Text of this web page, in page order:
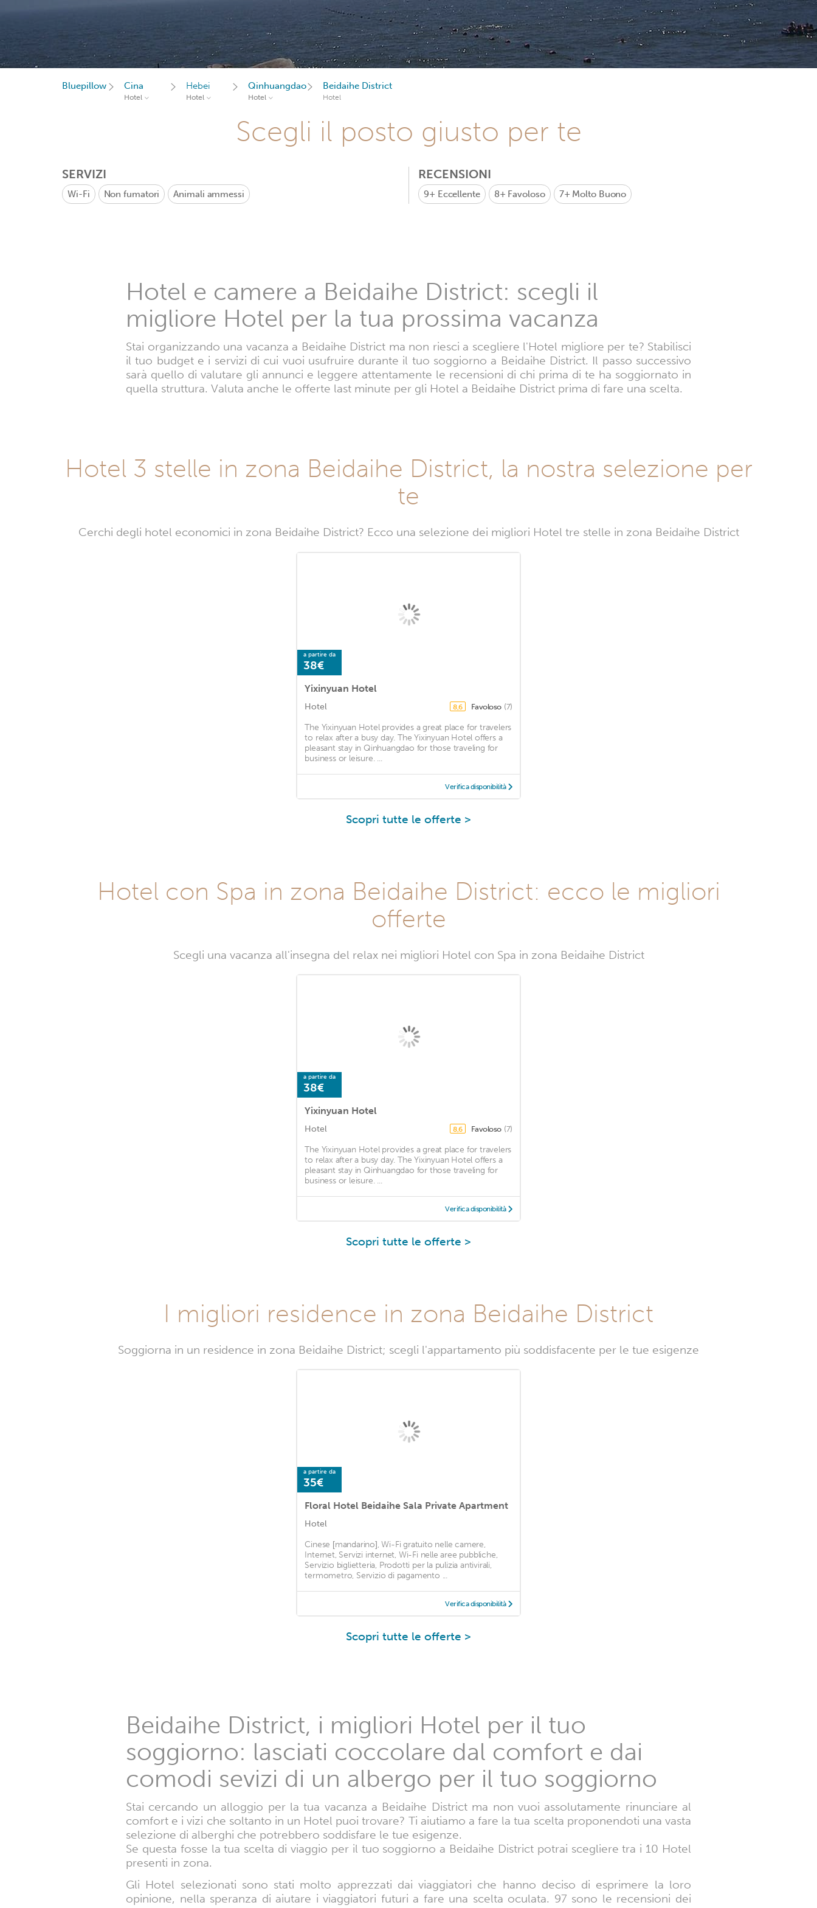
Bluepillow Cina
Hotel
Hebei
Hotel
Qinhuangdao
Hotel
Beidaihe District
Hotel
Scegli il posto giusto per te
SERVIZI
Wi-Fi Non fumatori Animali ammessi
RECENSIONI
9+ Eccellente 8+ Favoloso 7+ Molto Buono
Hotel e camere a Beidaihe District: scegli il
migliore Hotel per la tua prossima vacanza
Stai organizzando una vacanza a Beidaihe District ma non riesci a scegliere l'Hotel migliore per te? Stabilisci
il tuo budget e i servizi di cui vuoi usufruire durante il tuo soggiorno a Beidaihe District. Il passo successivo
sarà quello di valutare gli annunci e leggere attentamente le recensioni di chi prima di te ha soggiornato in
quella struttura. Valuta anche le offerte last minute per gli Hotel a Beidaihe District prima di fare una scelta.
Hotel 3 stelle in zona Beidaihe District, la nostra selezione per
te
Cerchi degli hotel economici in zona Beidaihe District? Ecco una selezione dei migliori Hotel tre stelle in zona Beidaihe District
a partire da
38€
Yixinyuan Hotel
Hotel 8,6 Favoloso (7)
The Yixinyuan Hotel provides a great place for travelers
to relax after a busy day. The Yixinyuan Hotel offers a
pleasant stay in Qinhuangdao for those traveling for
business or leisure. ...
Verifica disponibilità
Scopri tutte le offerte >
Hotel con Spa in zona Beidaihe District: ecco le migliori
offerte
Scegli una vacanza all'insegna del relax nei migliori Hotel con Spa in zona Beidaihe District
a partire da
38€
Yixinyuan Hotel
Hotel 8,6 Favoloso (7)
The Yixinyuan Hotel provides a great place for travelers
to relax after a busy day. The Yixinyuan Hotel offers a
pleasant stay in Qinhuangdao for those traveling for
business or leisure. ...
Verifica disponibilità
Scopri tutte le offerte >
I migliori residence in zona Beidaihe District
Soggiorna in un residence in zona Beidaihe District; scegli l'appartamento più soddisfacente per le tue esigenze
a partire da
35€
Floral Hotel Beidaihe Sala Private Apartment
Hotel
Cinese [mandarino], Wi-Fi gratuito nelle camere,
Internet, Servizi internet, Wi-Fi nelle aree pubbliche,
Servizio biglietteria, Prodotti per la pulizia antivirali,
termometro, Servizio di pagamento ...
Verifica disponibilità
Scopri tutte le offerte >
Beidaihe District, i migliori Hotel per il tuo
soggiorno: lasciati coccolare dal comfort e dai
comodi sevizi di un albergo per il tuo soggiorno
Stai cercando un alloggio per la tua vacanza a Beidaihe District ma non vuoi assolutamente rinunciare al
comfort e i vizi che soltanto in un Hotel puoi trovare? Ti aiutiamo a fare la tua scelta proponendoti una vasta
selezione di alberghi che potrebbero soddisfare le tue esigenze.
Se questa fosse la tua scelta di viaggio per il tuo soggiorno a Beidaihe District potrai scegliere tra i 10 Hotel
presenti in zona.
Gli Hotel selezionati sono stati molto apprezzati dai viaggiatori che hanno deciso di esprimere la loro
opinione, nella speranza di aiutare i viaggiatori futuri a fare una scelta oculata. 97 sono le recensioni dei